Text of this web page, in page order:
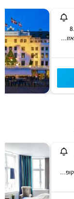
Bremerholm 6, קופנהגן, אזור קופנהגן, דנמרק
Colbjornsensgade, 13, קופנהגן, אזור קופנהגן, דנמרק